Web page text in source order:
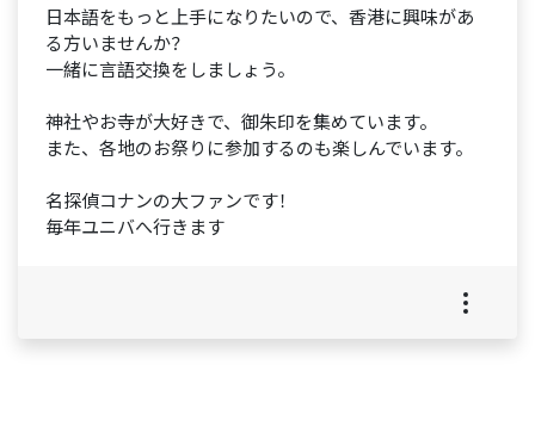
日本語をもっと上手になりたいので、香港に興味があ
る方いませんか？
一緒に言語交換をしましょう。
神社やお寺が大好きで、御朱印を集めています。
また、各地のお祭りに参加するのも楽しんでいます。
名探偵コナンの大ファンです！
毎年ユニバへ行きます